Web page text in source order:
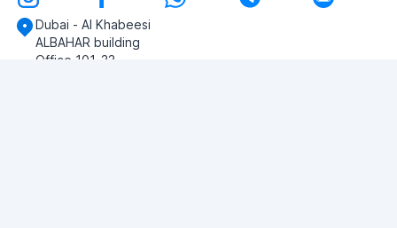
Dubai - Al Khabeesi
ALBAHAR building
Office 101-33